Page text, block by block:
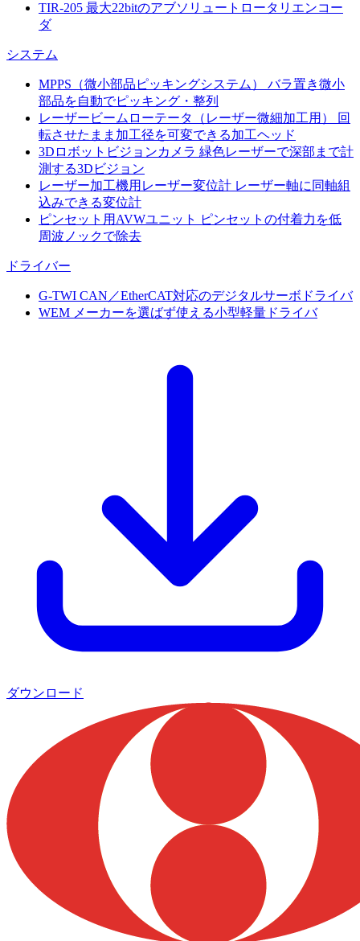
TIR-205 最大22bitのアブソリュートロータリエンコー
ダ
システム
MPPS（微小部品ピッキングシステム） バラ置き微小
部品を自動でピッキング・整列
レーザービームローテータ（レーザー微細加工用）
回
転させたまま加工径を可変できる加工ヘッド
3Dロボットビジョンカメラ 緑色レーザーで深部まで計
測する3Dビジョン
レーザー加工機用レーザー変位計 レーザー軸に同軸組
込みできる変位計
ピンセット用AVWユニット
ピンセットの付着力を低
周波ノックで除去
ドライバー
G-TWI CAN／EtherCAT対応のデジタルサーボドライバ
WEM メーカーを選ばず使える小型軽量ドライバ
ダウンロード